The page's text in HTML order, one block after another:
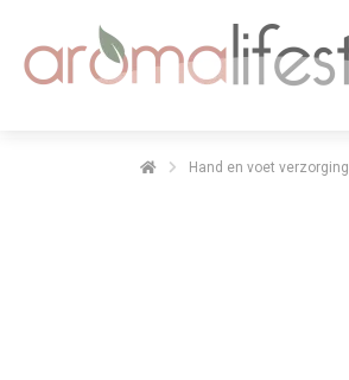
Hand en voet verzorging